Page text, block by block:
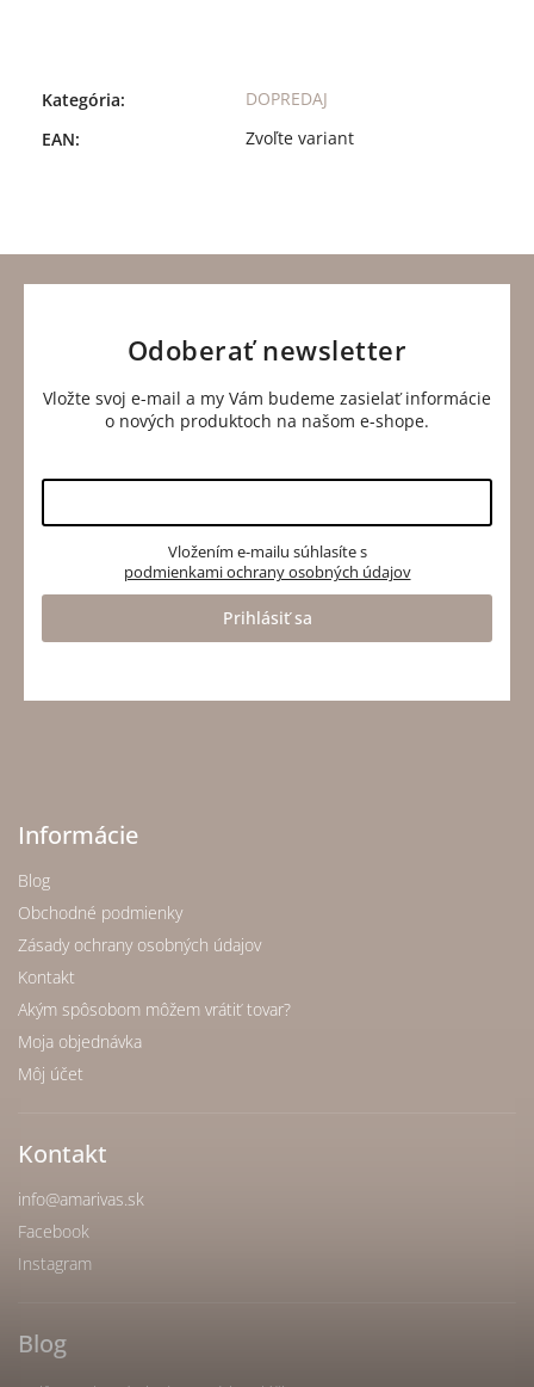
Kategória:
DOPREDAJ
EAN: Zvoľte variant
Odoberať newsletter
Vložte svoj e-mail a my Vám budeme zasielať informácie
o nových produktoch na našom e-shope.
Vložením e-mailu súhlasíte s
podmienkami ochrany osobných údajov
Prihlásiť sa
Informácie
Blog
Obchodné podmienky
Zásady ochrany osobných údajov
Kontakt
Akým spôsobom môžem vrátiť tovar?
Moja objednávka
Môj účet
Kontakt
info@amarivas.sk
Facebook
Instagram
Blog